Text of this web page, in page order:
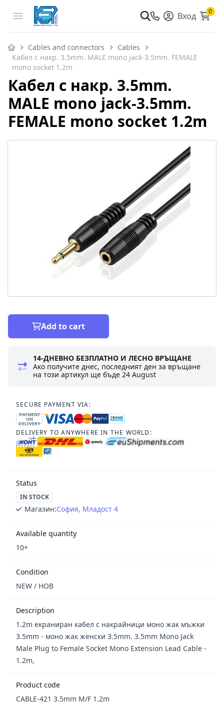
Open menu Вход 0
Cables and connectors
Cables
Кабел с накр. 3.5mm. MALE mono jack-3.5mm. FEMALE
mono socket 1.2m
Кабел с накр. 3.5mm.
MALE mono jack-3.5mm.
FEMALE mono socket 1.2m
Add to cart
14-ДНЕВНО БЕЗПЛАТНО И ЛЕСНО ВРЪЩАНЕ
Ако получите днес, последният ден за връщане
на този артикул ще бъде24 August
SECURE PAYMENT VIA:
PAYMENT
ON
DELIVERY
DELIVERY TO ANYWHERE IN THE WORLD:
Status
IN STOCK
Магазин:София, Младост 4
Available quantity
10+
Condition
NEW / НОВ
Description
1.2m екраниран кабел с накрайници моно жак мъжки
3.5mm - моно жак женски 3.5mm. 3.5mm Mono Jack
Male Plug to Female Socket Mono Extension Lead Cable -
1.2m,
Product code
CABLE-421 3.5mm M/F 1.2m